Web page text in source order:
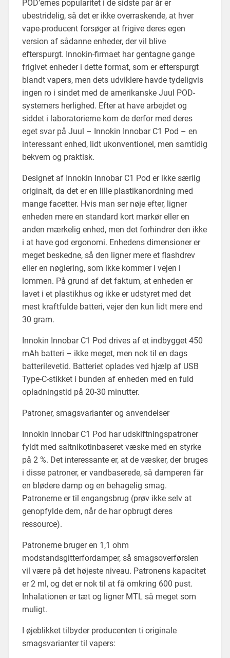
POD’ernes popularitet i de sidste par år er
ubestridelig, så det er ikke overraskende, at hver
vape-producent forsøger at frigive deres egen
version af sådanne enheder, der vil blive
efterspurgt. Innokin-firmaet har gentagne gange
frigivet enheder i dette format, som er efterspurgt
blandt vapers, men dets udviklere havde tydeligvis
ingen ro i sindet med de amerikanske Juul POD-
systemers herlighed. Efter at have arbejdet og
siddet i laboratorierne kom de derfor med deres
eget svar på Juul – Innokin Innobar C1 Pod – en
interessant enhed, lidt ukonventionel, men samtidig
bekvem og praktisk.
Designet af Innokin Innobar C1 Pod er ikke særlig
originalt, da det er en lille plastikanordning med
mange facetter. Hvis man ser nøje efter, ligner
enheden mere en standard kort markør eller en
anden mærkelig enhed, men det forhindrer den ikke
i at have god ergonomi. Enhedens dimensioner er
meget beskedne, så den ligner mere et flashdrev
eller en nøglering, som ikke kommer i vejen i
lommen. På grund af det faktum, at enheden er
lavet i et plastikhus og ikke er udstyret med det
mest kraftfulde batteri, vejer den kun lidt mere end
30 gram.
Innokin Innobar C1 Pod drives af et indbygget 450
mAh batteri – ikke meget, men nok til en dags
batterilevetid. Batteriet oplades ved hjælp af USB
Type-C-stikket i bunden af enheden med en fuld
opladningstid på 20-30 minutter.
Patroner, smagsvarianter og anvendelser
Innokin Innobar C1 Pod har udskiftningspatroner
fyldt med saltnikotinbaseret væske med en styrke
på 2 %. Det interessante er, at de væsker, der bruges
i disse patroner, er vandbaserede, så damperen får
en blødere damp og en behagelig smag.
Patronerne er til engangsbrug (prøv ikke selv at
genopfylde dem, når de har opbrugt deres
ressource).
Patronerne bruger en 1,1 ohm
modstandsgitterfordamper, så smagsoverførslen
vil være på det højeste niveau. Patronens kapacitet
er 2 ml, og det er nok til at få omkring 600 pust.
Inhalationen er tæt og ligner MTL så meget som
muligt.
I øjeblikket tilbyder producenten ti originale
smagsvarianter til vapers: